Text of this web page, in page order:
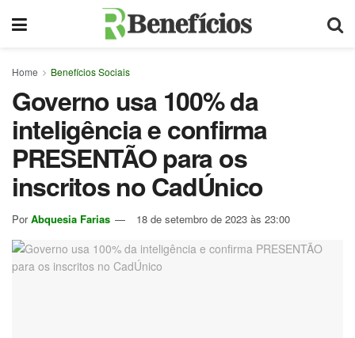
Home Benefícios Sociais
Governo usa 100% da
inteligência e confirma
PRESENTÃO para os
inscritos no CadÚnico
Por Abquesia Farias 18 de setembro de 2023 às 23:00